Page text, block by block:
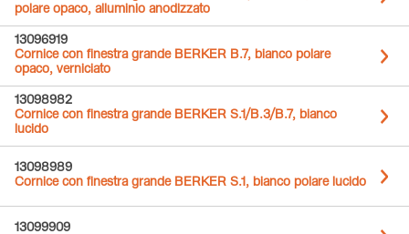
polare opaco, alluminio anodizzato
13096919
Cornice con finestra grande BERKER B.7, bianco polare
opaco, verniciato
13098982
Cornice con finestra grande BERKER S.1/B.3/B.7, bianco
lucido
13098989
Cornice con finestra grande BERKER S.1, bianco polare lucido
13099909